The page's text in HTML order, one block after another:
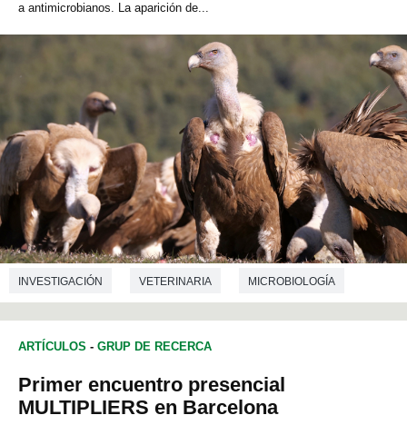
a antimicrobianos. La aparición de...
INVESTIGACIÓN VETERINARIA MICROBIOLOGÍA
ARTÍCULOS - GRUP DE RECERCA
Primer encuentro presencial
MULTIPLIERS en Barcelona